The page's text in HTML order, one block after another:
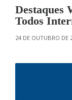
Destaques
Todos
O
24 DE OUTUBRO DE